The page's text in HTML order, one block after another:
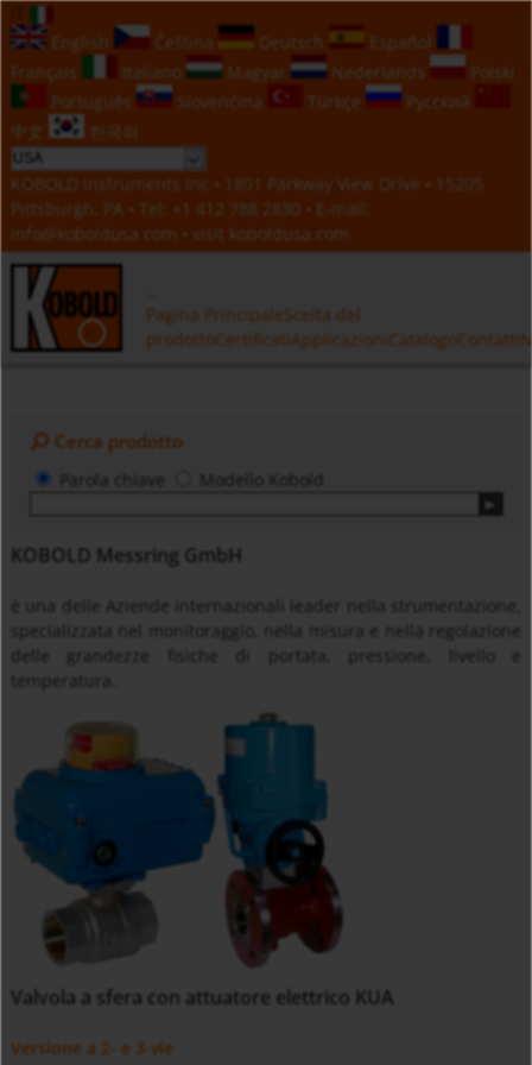
English
Čeština Deutsch
Español
Français
Italiano Magyar Nederlands
Polski
Português
Slovenčina Türkçe
Русский
中文
한국의
KOBOLD Instruments Inc • 1801 Parkway View Drive • 15205
Pittsburgh, PA • Tel:
+1 412 788 2830 • E-mail:
info@koboldusa.com • visit koboldusa.com
Pagina PrincipaleScelta del
prodottoCertificati Applicazioni CatalogoContatti
Cerca prodotto
Modello Kobold
KOBOLD Messring GmbH
è una delle Aziende internazionali leader nella strumentazione,
specializzata nel monitoraggio, nella misura e nella regolazione
delle grandezze fisiche di portata, pressione, livello e
Valvola a sfera con attuatore elettrico KUA
Versione a 2- e 3-vie